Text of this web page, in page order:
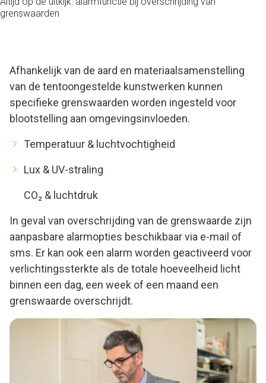
grenswaarden
Afhankelijk van de aard en materiaalsamenstelling
van de tentoongestelde kunstwerken kunnen
specifieke grenswaarden worden ingesteld voor
blootstelling aan omgevingsinvloeden.
Temperatuur & luchtvochtigheid
Lux & UV-straling
CO₂ & luchtdruk
In geval van overschrijding van de grenswaarde zijn
aanpasbare alarmopties beschikbaar via e-mail of
sms. Er kan ook een alarm worden geactiveerd voor
verlichtingssterkte als de totale hoeveelheid licht
binnen een dag, een week of een maand een
grenswaarde overschrijdt.